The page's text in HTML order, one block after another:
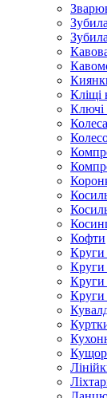
Зубила
Зубила
Кліщі
Ключі
Кофти
Круги
Круги
Круги
Круги